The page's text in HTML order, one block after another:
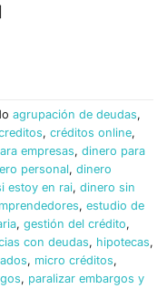
agrupación de deudas,
, créditos online,
empresas, dinero para
personal, dinero
estoy en rai, dinero sin
, estudio de
, gestión del crédito,
con deudas, hipotecas,
, micro créditos,
, paralizar embargos y